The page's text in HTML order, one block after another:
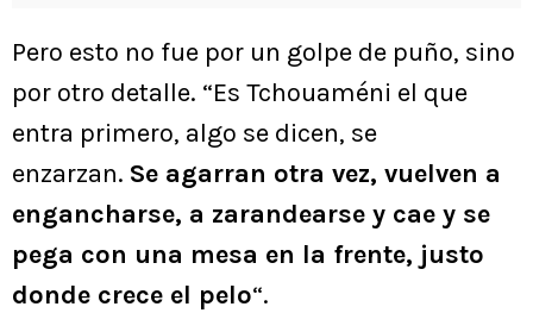
Pero esto no fue por un golpe de puño, sino
por otro detalle. “Es Tchouaméni el que
entra primero, algo se dicen, se
enzarzan. Se agarran otra vez, vuelven a
engancharse, a zarandearse y cae y se
pega con una mesa en la frente, justo
donde crece el pelo“.